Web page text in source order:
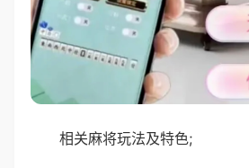
相关麻将玩法及特色;